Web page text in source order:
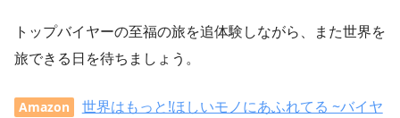
トップバイヤーの至福の旅を追体験しながら、また世界を
旅できる日を待ちましょう。
Amazon
世界はもっと!ほしいモノにあふれてる ~バイヤ